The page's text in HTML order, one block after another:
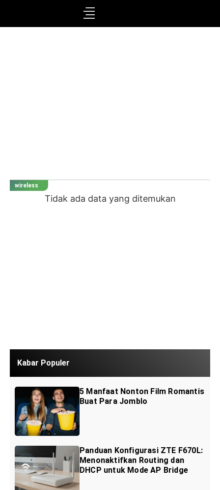
wireless
Tidak ada data yang ditemukan
Kabar Populer
5 Manfaat Nonton Film Romantis
Buat Para Jomblo
Panduan Konfigurasi ZTE F670L:
Menonaktifkan Routing dan
DHCP untuk Mode AP Bridge